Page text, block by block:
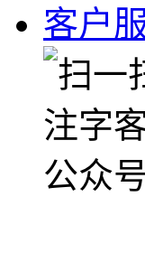
客户